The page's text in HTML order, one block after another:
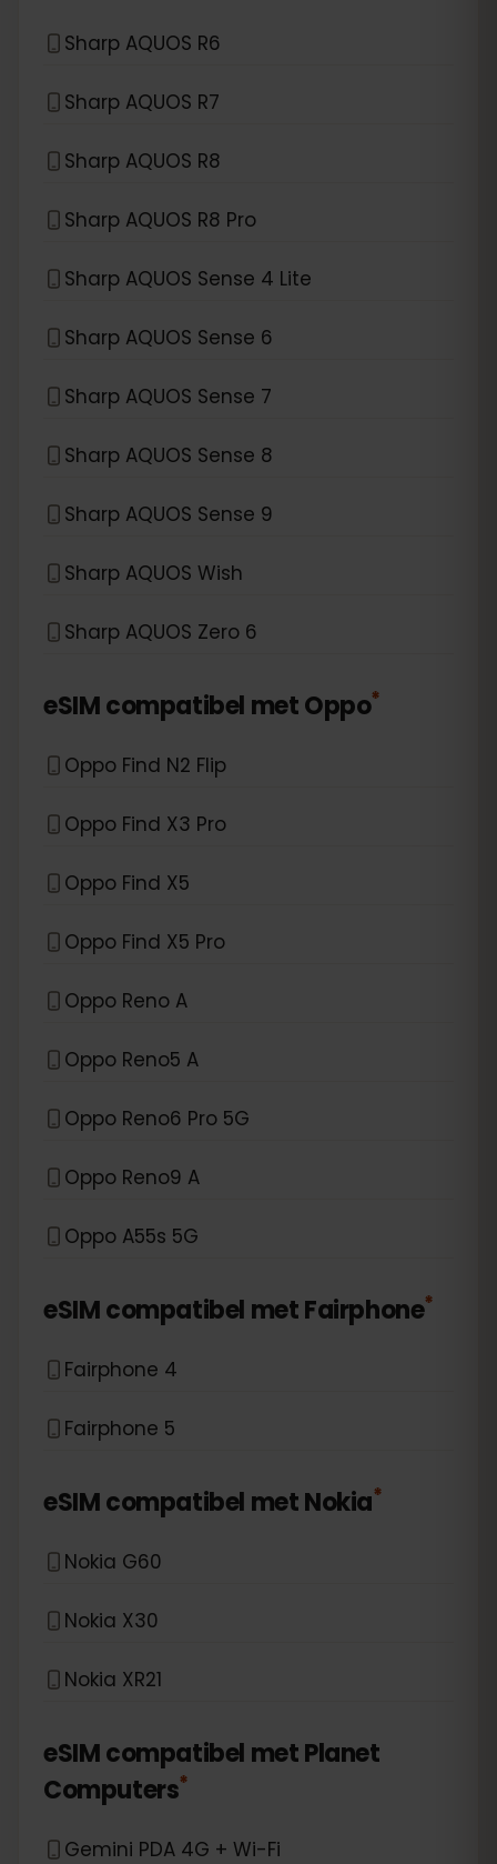
Sharp AQUOS R6
Sharp AQUOS R7
Sharp AQUOS R8
Sharp AQUOS R8 Pro
Sharp AQUOS Sense 4 Lite
Sharp AQUOS Sense 6
Sharp AQUOS Sense 7
Sharp AQUOS Sense 8
Sharp AQUOS Sense 9
Sharp AQUOS Wish
Sharp AQUOS Zero 6
eSIM compatibel metOppo*
Oppo Find N2 Flip
Oppo Find X3 Pro
Oppo Find X5
Oppo Find X5 Pro
Oppo Reno A
Oppo Reno5 A
Oppo Reno6 Pro 5G
Oppo Reno9 A
Oppo A55s 5G
eSIM compatibel metFairphone*
Fairphone 4
Fairphone 5
eSIM compatibel metNokia*
Nokia G60
Nokia X30
Nokia XR21
eSIM compatibel metPlanet
Computers*
Gemini PDA 4G + Wi-Fi